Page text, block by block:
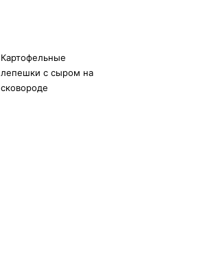
Картофельные
лепешки с сыром на
сковороде